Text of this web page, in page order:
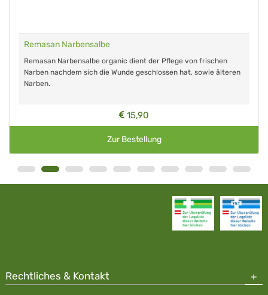
Remasan Narbensalbe
Remasan Narbensalbe organic dient der Pflege von frischen
Narben nachdem sich die Wunde geschlossen hat, sowie älteren
Narben.
15,90
Zur Bestellung
Rechtliches & Kontakt